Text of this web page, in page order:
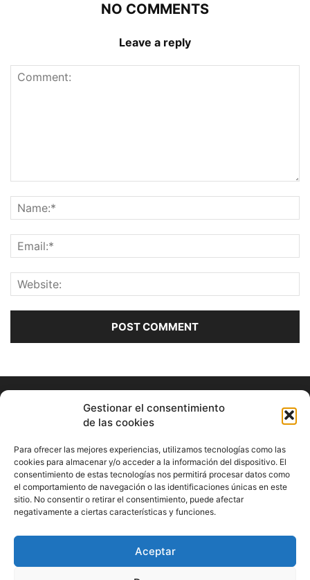
Gestionar el consentimiento
de las cookies
Para ofrecer las mejores experiencias, utilizamos tecnologías como las
cookies para almacenar y/o acceder a la información del dispositivo. El
consentimiento de estas tecnologías nos permitirá procesar datos como
el comportamiento de navegación o las identificaciones únicas en este
sitio. No consentir o retirar el consentimiento, puede afectar
negativamente a ciertas características y funciones.
Aceptar
NO COMMENTS
Leave a reply
ABOUT US
Información Cultural de Málaga y otros de interés general
Contact us:musicamalaga55@gmail.com